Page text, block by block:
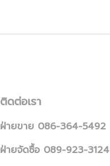
ติดต่อเรา
ฝ่ายขาย 086-364-5492
ฝ่ายจัดซื้อ 089-923-3124